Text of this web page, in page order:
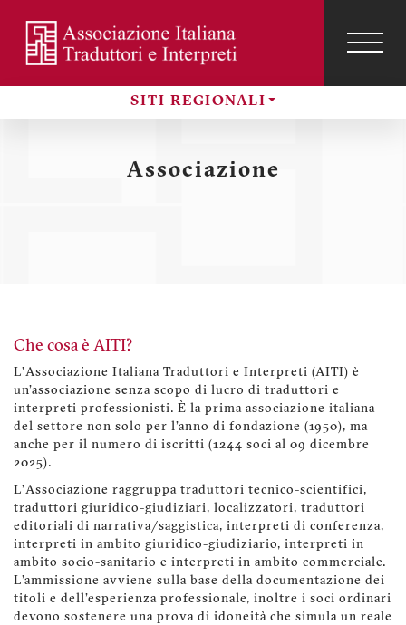
contenuto
principale
Sezioni
SITI REGIONALI
profilo
utente
Associazione
Che cosa è AITI?
L'Associazione Italiana Traduttori e Interpreti (AITI) è
un'associazione senza scopo di lucro di traduttori e
interpreti professionisti. È la prima associazione italiana
del settore non solo per l'anno di fondazione (1950), ma
anche per il numero di iscritti (1244 soci al 09 dicembre
2025).
L'Associazione raggruppa traduttori tecnico-scientifici,
traduttori giuridico-giudiziari, localizzatori, traduttori
editoriali di narrativa/saggistica, interpreti di conferenza,
interpreti in ambito giuridico-giudiziario, interpreti in
ambito socio-sanitario e interpreti in ambito commerciale.
L'ammissione avviene sulla base della documentazione dei
titoli e dell'esperienza professionale, inoltre i soci ordinari
devono sostenere una prova di idoneità che simula un reale